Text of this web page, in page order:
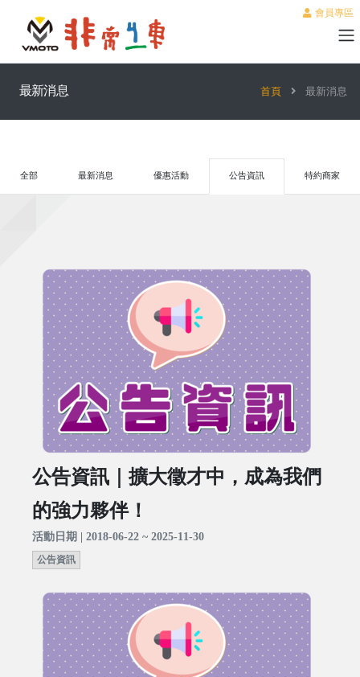
會員專區
最新消息 首頁 最新消息
全部 最新消息 優惠活動 公告資訊 特約商家
公告資訊｜擴大徵才中，成為我們
的強力夥伴！
活動日期 | 2018-06-22 ~ 2025-11-30
公告資訊